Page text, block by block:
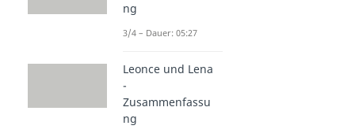
ng
3/4 – Dauer: 05:27
Leonce und Lena
-
Zusammenfassu
ng